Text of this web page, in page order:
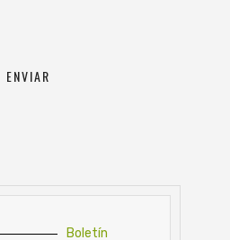
Boletín